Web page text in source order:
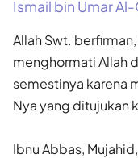
Ismail bin Umar
Allah Swt.
menghormati Allah
semestinya karena
Nya yang ditujukan
Ibnu Abbas,